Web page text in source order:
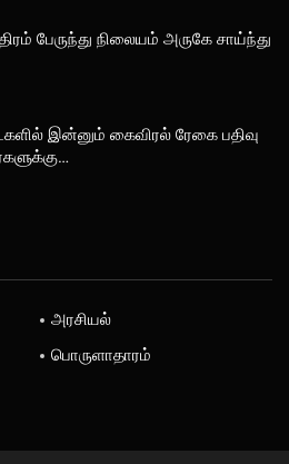
பேருந்து நிலையம் அருகே சாய்ந்து
இன்னும் கைவிரல் ரேகை பதிவு
அரசியல்
பொருளாதாரம்